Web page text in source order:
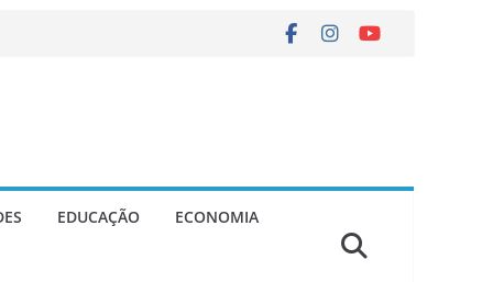
EDUCAÇÃO ECONOMIA